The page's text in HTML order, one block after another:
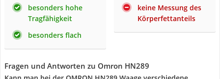
besonders hohe
Tragfähigkeit
besonders flach
keine Messung des
Körperfettanteils
Fragen und Antworten zu Omron HN289